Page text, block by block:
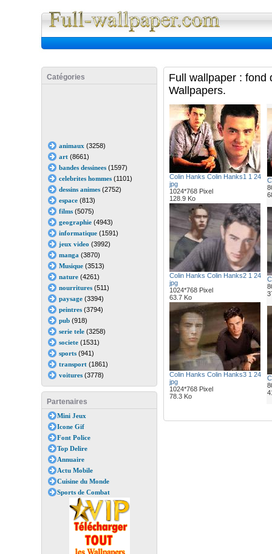
Catégories
animaux (3258)
art(8661)
bandes dessinees(1597)
celebrites hommes(1101)
dessins animes(2752)
espace(813)
films(5075)
geographie(4943)
informatique(1591)
jeux video (3992)
manga (3870)
Musique(3513)
nature(4261)
nourritures(511)
paysage(3394)
peintres(3794)
pub(918)
serie tele(3258)
societe(1531)
sports(941)
transport(1861)
voitures(3778)
Partenaires
Mini Jeux
Icone Gif
Font Police
Top Delire
Annuaire
Actu Mobile
Cuisine du Monde
Sports de Combat
Full wallpaper : fond
Wallpapers.
Colin Hanks Colin Hanks1 1 24
jpg
1024*768 Pixel
128.9 Ko
Colin Hanks Colin Hanks2 1 24
jpg
1024*768 Pixel
63.7 Ko
Colin Hanks Colin Hanks3 1 24
jpg
1024*768 Pixel
78.3 Ko